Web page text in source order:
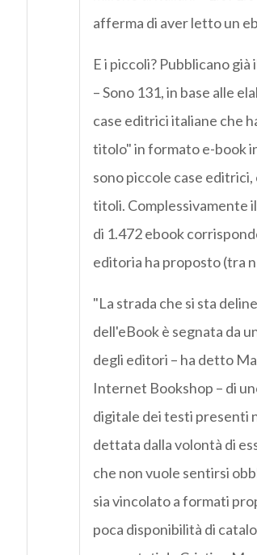
afferma di aver letto un
E i piccoli? Pubblicano
– Sono 131, in base alle
case editrici italiane che
titolo" in formato e-book
sono piccole case
titoli. Complessivamente
di 1.472 ebook
editoria ha proposto (tra
"La strada che si sta
dell'eBook è segnata da
degli editori – ha detto
Internet Bookshop – di
digitale dei testi presenti
dettata dalla volontà di
che non vuole sentirsi
sia vincolato a formati
poca disponibilità di